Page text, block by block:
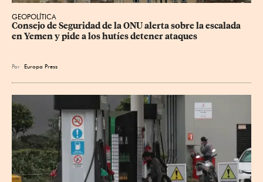
GEOPOLÍTICA
Consejo de Seguridad de la ONU alerta sobre la escalada
en Yemen y pide a los hutíes detener ataques
Por Europa Press